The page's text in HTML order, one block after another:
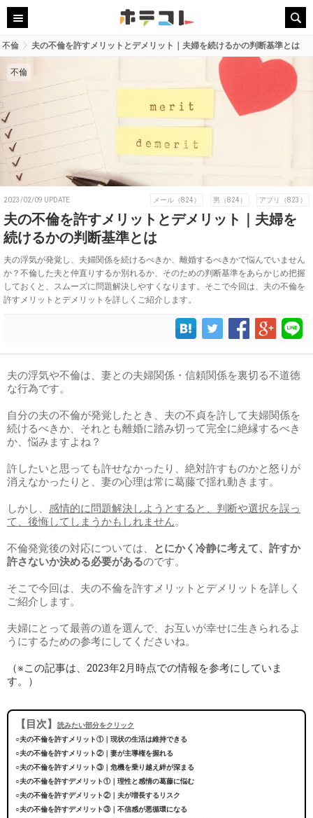
不倫 夫の不倫を許すメリットとデメリット｜夫婦を続けるかの判断基準とは
不倫
2023/02/09 UPDATE メール（824） 男（824） アプリ（823）
夫の不倫を許すメリットとデメリット｜夫婦を
続けるかの判断基準とは
夫の浮気が発覚し、夫婦関係を続けるべきか、離婚するべきかで悩んでいません
か？不倫した夫と仲直りするか別れるか、そのための判断基準をあらかじめ把握
しておくと、スムーズに問題解決しやすくなります。そこで今回は、夫の不倫を
許すメリットとデメリットを詳しくご紹介します。
夫の浮気や不倫は、妻との夫婦関係・信頼関係を裏切る不道徳
な行為です。
自分の夫の不倫が発覚したとき、夫の不貞を許して夫婦関係を
続けるべきか、それとも離婚に踏み切って完全に絶縁するべき
か、悩みますよね？
許したいと思っても許せなかったり、絶対許すものかと怒りが
消えなかったりと、妻の心理は常に葛藤で揺れ動きます。
しかし、 感情的に問題解決しようとすると、判断や選択を誤っ
て、後悔してしまうかもしれません。
不倫発覚後の対応については、
とにかく冷静に考えて、許すか
許さないか決める必要があるのです。
そこで今回は、夫の不倫を許すメリットとデメリットを詳しく
ご紹介します。
夫婦にとって最善の道を選んで、お互いが幸せに生きられるよ
うにするための参考にしてくださいね。
（※この記事は、2023年2月時点での情報を参考にしていま
す。）
【目次】
読みたい部分をクリック
○夫の不倫を許すメリット①｜現状の生活は維持できる
○夫の不倫を許すメリット②｜妻が主導権を握れる
○夫の不倫を許すメリット③｜危機を乗り越え絆が深まる
○夫の不倫を許すデメリット①｜理性と感情の葛藤に悩む
○夫の不倫を許すデメリット②｜夫が増長するリスク
○夫の不倫を許すデメリット③｜不信感が悪循環になる